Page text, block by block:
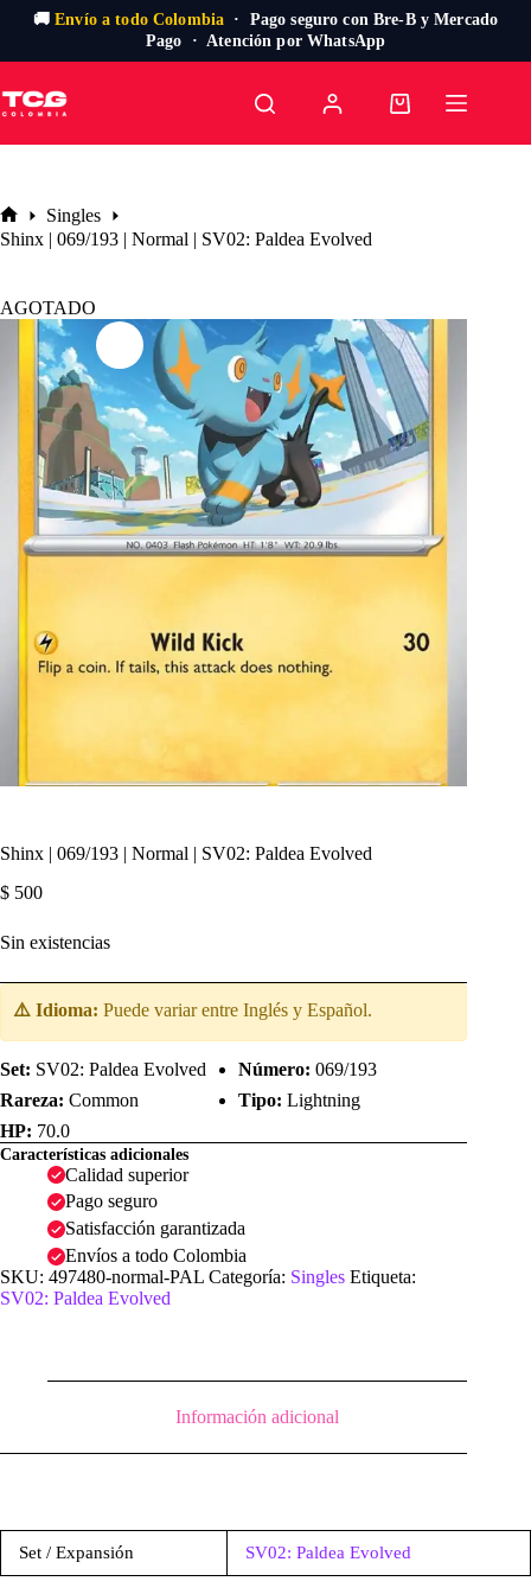
🚚Envío a todo Colombia · Pago seguro con Bre-B y Mercado
Pago · Atención por WhatsApp
al
contenido
Carro
Inicio
Singles
Shinx | 069/193 | Normal | SV02: Paldea Evolved
AGOTADO
Shinx | 069/193 | Normal | SV02: Paldea Evolved
$ 500
Sin existencias
⚠️ Idioma: Puede variar entre Inglés y Español.
Set: SV02: Paldea Evolved Número: 069/193
Rareza: Common Tipo: Lightning
HP: 70.0
Características adicionales
Calidad superior
Pago seguro
Satisfacción garantizada
Envíos a todo Colombia
SKU: 497480-normal-PAL Categoría: Singles Etiqueta:
SV02: Paldea Evolved
Información adicional
Set / Expansión SV02: Paldea Evolved